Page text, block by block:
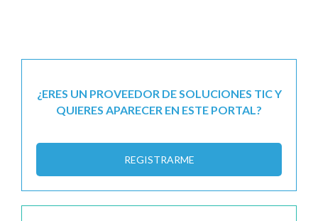
¿ERES UN PROVEEDOR DE SOLUCIONES TIC Y
QUIERES APARECER EN ESTE PORTAL?
REGISTRARME